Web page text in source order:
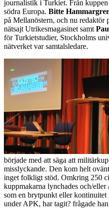
journalistik i Turkiet. Från
södra Europa. Bitte
på Mellanöstern, och nu redaktör
nätsajt Utrikesmagasinet samt
för Turkietstudier, Stockholms
nätverket var samtalsledare.
började med att säga att
misslyckande. Den kom helt
inget folkligt stöd. Omkring 250
kuppmakarna lynchades och/eller
som en brytpunkt eller
under APK, har tagit? frågade